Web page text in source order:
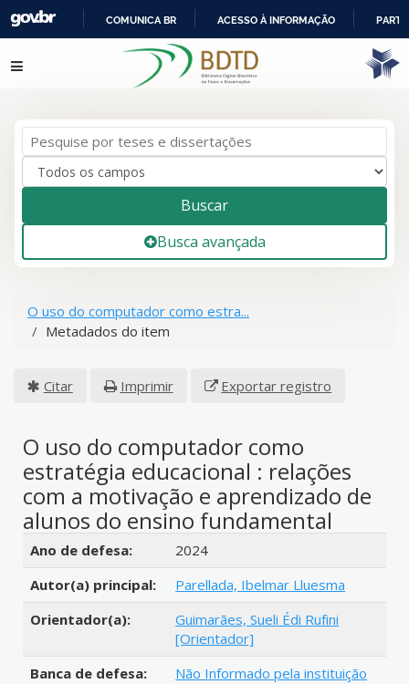
IR
PARA
COMUNICA BR ACESSO À INFORMAÇÃO
Pular para o conteúdo
Buscar
Busca avançada
O uso do computador como estra...
Metadados do item
Citar Imprimir Exportar registro
O uso do computador como
estratégia educacional : relações
com a motivação e aprendizado de
alunos do ensino fundamental
Detalhes bibliográficos
Ano de defesa:
2024
Autor(a) principal:
Parellada, Ibelmar Lluesma
Orientador(a):
Guimarães, Sueli Édi Rufini
[Orientador]
Banca de defesa:
Não Informado pela instituição